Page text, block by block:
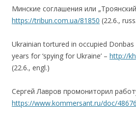
Минские соглашения или
https://tribun.com.ua/81850 (22.6.,
Ukrainian tortured in occupied
years for ‘spying for Ukraine’ – http://
(22.6., engl.)
Сергей Лавров промониторил
https://www.kommersant.ru/doc/